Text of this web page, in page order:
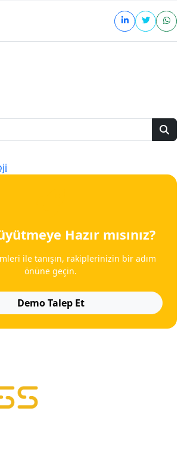
Hazır mısınız?
ile tanışın, rakiplerinizin bir adım
önüne geçin.
Demo Talep Et